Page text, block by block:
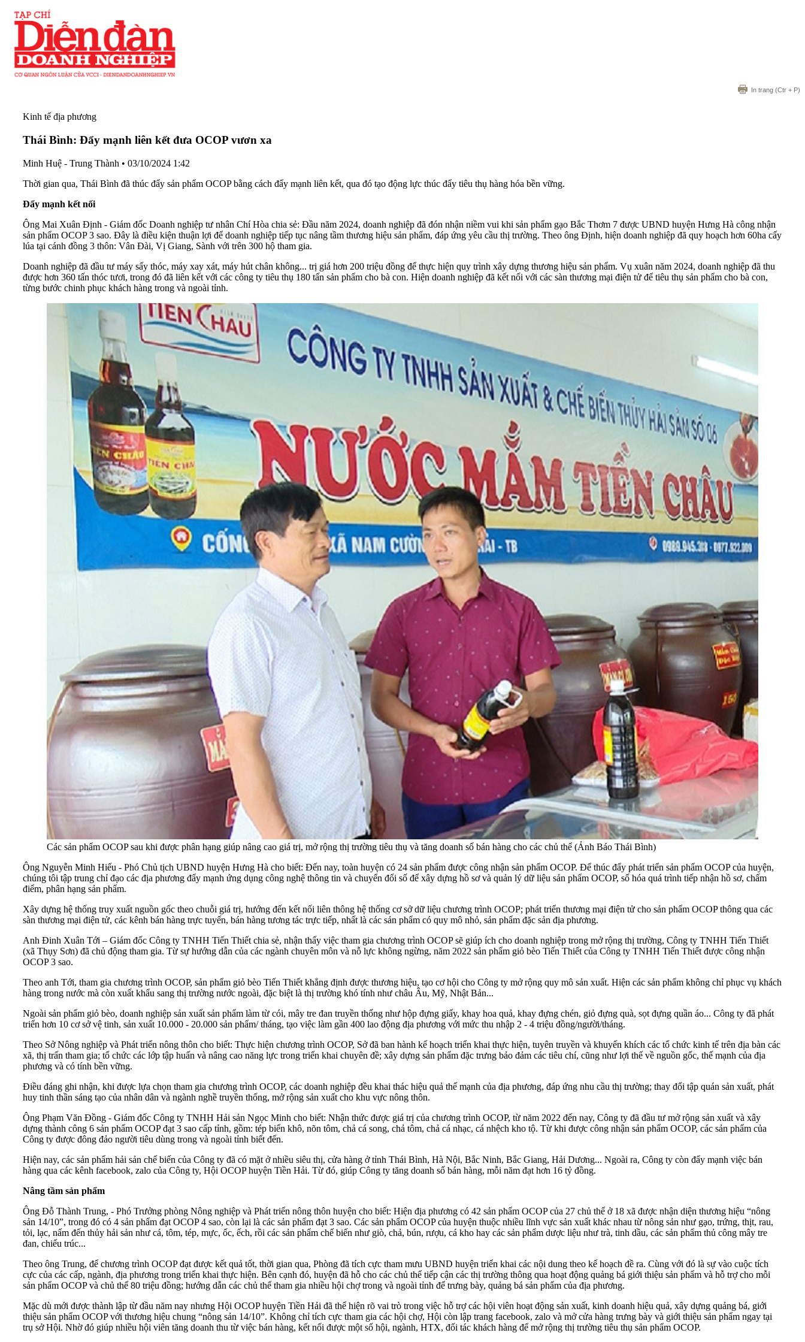
In trang (Ctr + P)
Kinh tế địa phương
Thái Bình: Đẩy mạnh liên kết đưa OCOP vươn xa
Minh Huệ - Trung Thành • 03/10/2024 1:42
Thời gian qua, Thái Bình đã thúc đẩy sản phẩm OCOP bằng cách đẩy mạnh liên kết, qua đó tạo động lực thúc đẩy tiêu thụ hàng hóa bền vững.
Đẩy mạnh kết nối
Ông Mai Xuân Định - Giám đốc Doanh nghiệp tư nhân Chí Hòa chia sẻ: Đầu năm 2024, doanh nghiệp đã đón nhận niềm vui khi sản phẩm gạo Bắc Thơm 7 được UBND huyện Hưng Hà công nhận
sản phẩm OCOP 3 sao. Đây là điều kiện thuận lợi để doanh nghiệp tiếp tục nâng tầm thương hiệu sản phẩm, đáp ứng yêu cầu thị trường. Theo ông Định, hiện doanh nghiệp đã quy hoạch hơn 60ha cấy
lúa tại cánh đồng 3 thôn: Vân Đài, Vị Giang, Sành với trên 300 hộ tham gia.
Doanh nghiệp đã đầu tư máy sấy thóc, máy xay xát, máy hút chân không... trị giá hơn 200 triệu đồng để thực hiện quy trình xây dựng thương hiệu sản phẩm. Vụ xuân năm 2024, doanh nghiệp đã thu
được hơn 360 tấn thóc tươi, trong đó đã liên kết với các công ty tiêu thụ 180 tấn sản phẩm cho bà con. Hiện doanh nghiệp đã kết nối với các sàn thương mại điện tử để tiêu thụ sản phẩm cho bà con,
từng bước chinh phục khách hàng trong và ngoài tỉnh.
Các sản phẩm OCOP sau khi được phân hạng giúp nâng cao giá trị, mở rộng thị trường tiêu thụ và tăng doanh số bán hàng cho các chủ thể (Ảnh Báo Thái Bình)
Ông Nguyễn Minh Hiếu - Phó Chủ tịch UBND huyện Hưng Hà cho biết: Đến nay, toàn huyện có 24 sản phẩm được công nhận sản phẩm OCOP. Để thúc đẩy phát triển sản phẩm OCOP của huyện,
chúng tôi tập trung chỉ đạo các địa phương đẩy mạnh ứng dụng công nghệ thông tin và chuyển đổi số để xây dựng hồ sơ và quản lý dữ liệu sản phẩm OCOP, số hóa quá trình tiếp nhận hồ sơ, chấm
điểm, phân hạng sản phẩm.
Xây dựng hệ thống truy xuất nguồn gốc theo chuỗi giá trị, hướng đến kết nối liên thông hệ thống cơ sở dữ liệu chương trình OCOP; phát triển thương mại điện tử cho sản phẩm OCOP thông qua các
sàn thương mại điện tử, các kênh bán hàng trực tuyến, bán hàng tương tác trực tiếp, nhất là các sản phẩm có quy mô nhỏ, sản phẩm đặc sản địa phương.
Anh Đinh Xuân Tới – Giám đốc Công ty TNHH Tiến Thiết chia sẻ, nhận thấy việc tham gia chương trình OCOP sẽ giúp ích cho doanh nghiệp trong mở rộng thị trường, Công ty TNHH Tiến Thiết
(xã Thụy Sơn) đã chủ động tham gia. Từ sự hướng dẫn của các ngành chuyên môn và nỗ lực không ngừng, năm 2022 sản phẩm giỏ bèo Tiến Thiết của Công ty TNHH Tiến Thiết được công nhận
OCOP 3 sao.
Theo anh Tới, tham gia chương trình OCOP, sản phẩm giỏ bèo Tiến Thiết khẳng định được thương hiệu, tạo cơ hội cho Công ty mở rộng quy mô sản xuất. Hiện các sản phẩm không chỉ phục vụ khách
hàng trong nước mà còn xuất khẩu sang thị trường nước ngoài, đặc biệt là thị trường khó tính như châu Âu, Mỹ, Nhật Bản...
Ngoài sản phẩm giỏ bèo, doanh nghiệp sản xuất sản phẩm làm từ cói, mây tre đan truyền thống như hộp đựng giấy, khay hoa quả, khay đựng chén, giỏ đựng quà, sọt đựng quần áo... Công ty đã phát
triển hơn 10 cơ sở vệ tinh, sản xuất 10.000 - 20.000 sản phẩm/ tháng, tạo việc làm gần 400 lao động địa phương với mức thu nhập 2 - 4 triệu đồng/người/tháng.
Theo Sở Nông nghiệp và Phát triển nông thôn cho biết: Thực hiện chương trình OCOP, Sở đã ban hành kế hoạch triển khai thực hiện, tuyên truyền và khuyến khích các tổ chức kinh tế trên địa bàn các
xã, thị trấn tham gia; tổ chức các lớp tập huấn và nâng cao năng lực trong triển khai chuyên đề; xây dựng sản phẩm đặc trưng bảo đảm các tiêu chí, cũng như lợi thế về nguồn gốc, thế mạnh của địa
phương và có tính bền vững.
Điều đáng ghi nhận, khi được lựa chọn tham gia chương trình OCOP, các doanh nghiệp đều khai thác hiệu quả thế mạnh của địa phương, đáp ứng nhu cầu thị trường; thay đổi tập quán sản xuất, phát
huy tinh thần sáng tạo của nhân dân và ngành nghề truyền thống, mở rộng sản xuất cho khu vực nông thôn.
Ông Phạm Văn Đồng - Giám đốc Công ty TNHH Hải sản Ngọc Minh cho biết: Nhận thức được giá trị của chương trình OCOP, từ năm 2022 đến nay, Công ty đã đầu tư mở rộng sản xuất và xây
dựng thành công 6 sản phẩm OCOP đạt 3 sao cấp tỉnh, gồm: tép biển khô, nõn tôm, chả cá song, chả tôm, chả cá nhạc, cá nhệch kho tộ. Từ khi được công nhận sản phẩm OCOP, các sản phẩm của
Công ty được đông đảo người tiêu dùng trong và ngoài tỉnh biết đến.
Hiện nay, các sản phẩm hải sản chế biến của Công ty đã có mặt ở nhiều siêu thị, cửa hàng ở tỉnh Thái Bình, Hà Nội, Bắc Ninh, Bắc Giang, Hải Dương... Ngoài ra, Công ty còn đẩy mạnh việc bán
hàng qua các kênh facebook, zalo của Công ty, Hội OCOP huyện Tiền Hải. Từ đó, giúp Công ty tăng doanh số bán hàng, mỗi năm đạt hơn 16 tỷ đồng.
Nâng tầm sản phẩm
Ông Đỗ Thành Trung, - Phó Trưởng phòng Nông nghiệp và Phát triển nông thôn huyện cho biết: Hiện địa phương có 42 sản phẩm OCOP của 27 chủ thể ở 18 xã được nhận diện thương hiệu “nông
sản 14/10”, trong đó có 4 sản phẩm đạt OCOP 4 sao, còn lại là các sản phẩm đạt 3 sao. Các sản phẩm OCOP của huyện thuộc nhiều lĩnh vực sản xuất khác nhau từ nông sản như gạo, trứng, thịt, rau,
tỏi, lạc, nấm đến thủy hải sản như cá, tôm, tép, mực, ốc, ếch, rồi các sản phẩm chế biến như giò, chả, bún, rượu, cá kho hay các sản phẩm dược liệu như trà, tinh dầu, các sản phẩm thủ công mây tre
đan, chiếu trúc...
Theo ông Trung, để chương trình OCOP đạt được kết quả tốt, thời gian qua, Phòng đã tích cực tham mưu UBND huyện triển khai các nội dung theo kế hoạch đề ra. Cùng với đó là sự vào cuộc tích
cực của các cấp, ngành, địa phương trong triển khai thực hiện. Bên cạnh đó, huyện đã hỗ cho các chủ thể tiếp cận các thị trường thông qua hoạt động quảng bá giới thiệu sản phẩm và hỗ trợ cho mỗi
sản phẩm OCOP và chủ thể 80 triệu đồng; hướng dẫn các chủ thể tham gia nhiều hội chợ trong và ngoài tỉnh để trưng bày, quảng bá sản phẩm của địa phương.
Mặc dù mới được thành lập từ đầu năm nay nhưng Hội OCOP huyện Tiền Hải đã thể hiện rõ vai trò trong việc hỗ trợ các hội viên hoạt động sản xuất, kinh doanh hiệu quả, xây dựng quảng bá, giới
thiệu sản phẩm OCOP với thương hiệu chung “nông sản 14/10”. Không chỉ tích cực tham gia các hội chợ, Hội còn lập trang facebook, zalo và mở cửa hàng trưng bày và giới thiệu sản phẩm ngay tại
trụ sở Hội. Nhờ đó giúp nhiều hội viên tăng doanh thu từ việc bán hàng, kết nối được một số hội, ngành, HTX, đối tác khách hàng để mở rộng thị trường tiêu thụ sản phẩm OCOP.